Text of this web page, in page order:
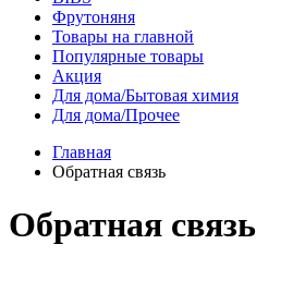
Фрутоняня
Товары на главной
Популярные товары
Акция
Для дома/Бытовая химия
Для дома/Прочее
Главная
Обратная связь
Обратная связь